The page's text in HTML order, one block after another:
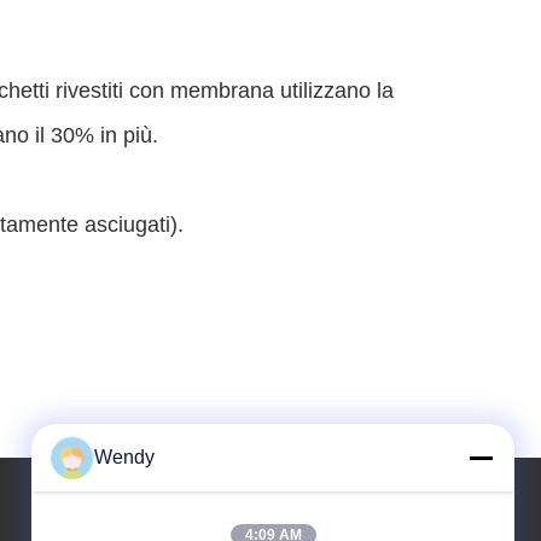
rivestiti con membrana utilizzano la
il 30% in più.
asciugati).
Wendy
4:09 AM